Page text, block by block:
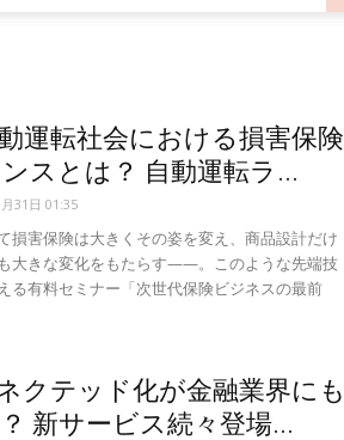
動
運
運転社会における損害保険
スとは？ 自動運転ラ...
31日 01:35
損害保険は大きくその姿を変え、商品設計だけ
大きな変化をもたらす——。このような先端技
る有料セミナー「次世代保険ビジネスの最前
クテッド化が金融業界にも
新サービス続々登場...